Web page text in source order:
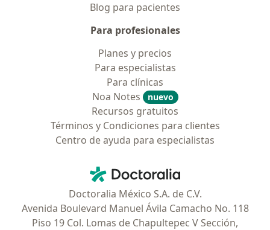
Blog para pacientes
Para profesionales
Planes y precios
Para especialistas
Para clínicas
Noa Notes
nuevo
Recursos gratuitos
Términos y Condiciones para clientes
Centro de ayuda para especialistas
Doctoralia - Página de inicio
Doctoralia México S.A. de C.V.
Avenida Boulevard Manuel Ávila Camacho No. 118
Piso 19 Col. Lomas de Chapultepec V Sección,